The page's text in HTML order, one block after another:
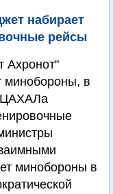
набирает
рейсы
Ахронот"
минобороны, в
ЦАХАЛа
минобороны в